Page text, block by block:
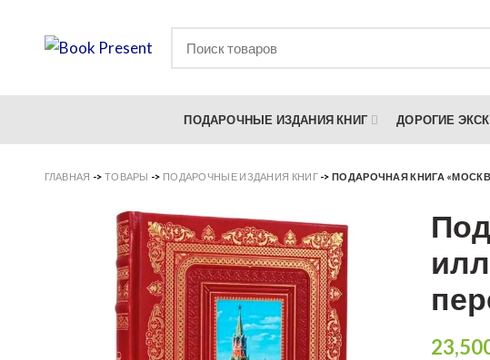
ПОДАРОЧНЫЕ ИЗДАНИЯ КНИГ ДОРОГИЕ
ГЛАВНАЯ -> ТОВАРЫ -> ПОДАРОЧНЫЕ ИЗДАНИЯ КНИГ->ПОДАРОЧНАЯ КНИГА